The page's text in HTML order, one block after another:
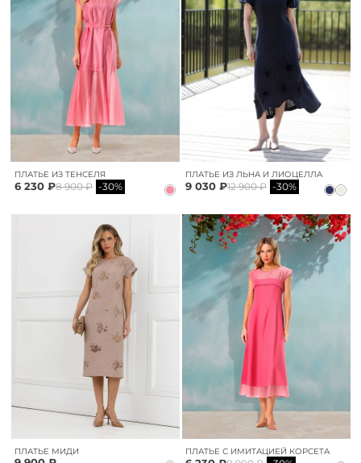
ПЛАТЬЕ ИЗ ТЕНСЕЛЯ
6 230 ₽8 900 ₽ -30%
ПЛАТЬЕ ИЗ ЛЬНА И ЛИОЦЕЛЛА
9 030 ₽12 900 ₽ -30%
ПЛАТЬЕ МИДИ ПЛАТЬЕ С ИМИТАЦИЕЙ КОРСЕТА